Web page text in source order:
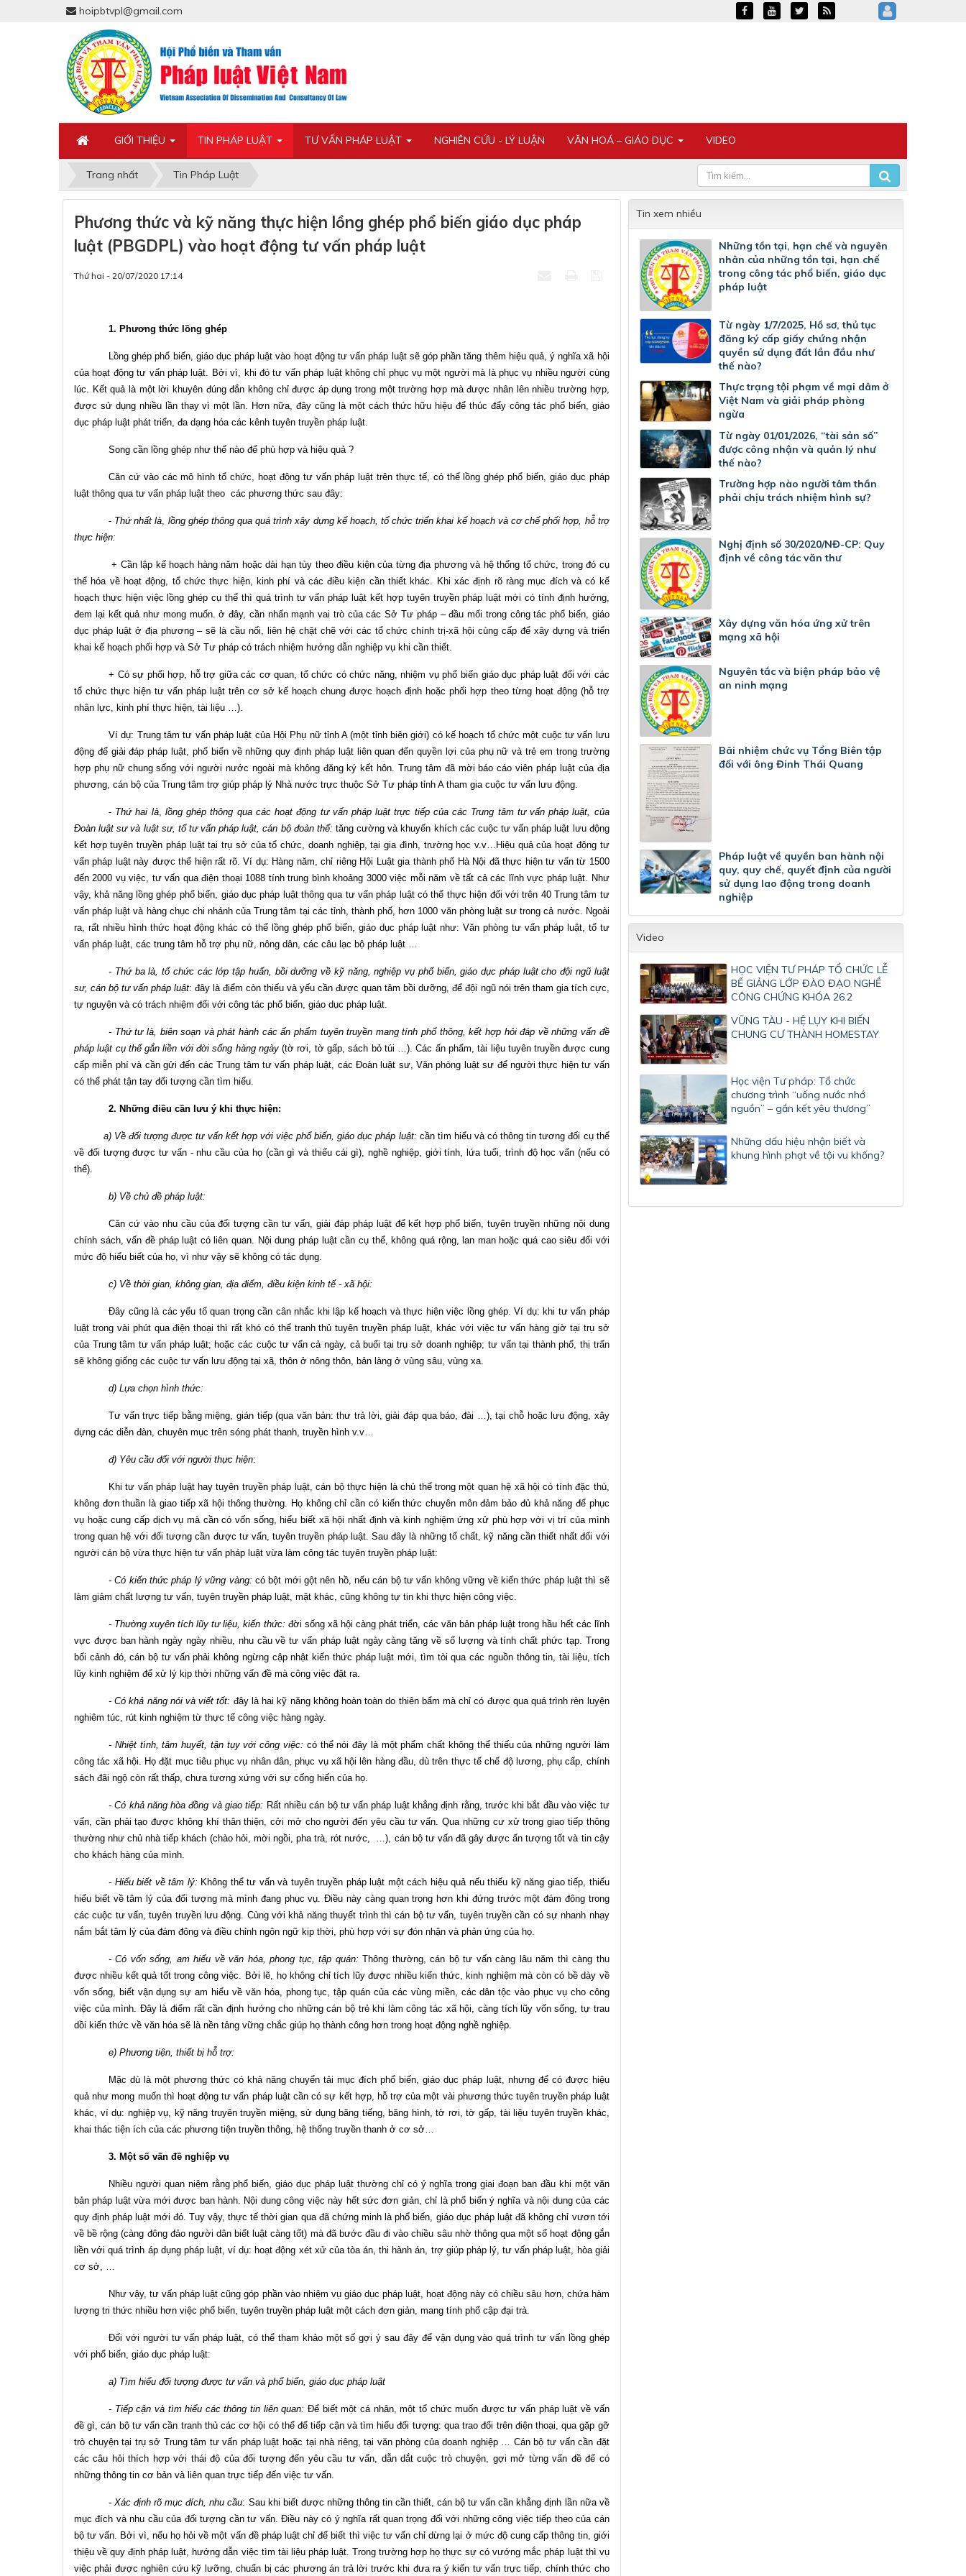
GIỚI THIỆU TIN PHÁP LUẬT TƯ VẤN PHÁP LUẬT NGHIÊN CỨU - LÝ LUẬN VĂN HOÁ – GIÁO DỤC VIDEO
hoipbtvpl@gmail.com
Trang nhất Tin Pháp Luật
Phương thức và kỹ năng thực hiện lồng ghép phổ biến giáo dục pháp
luật (PBGDPL) vào hoạt động tư vấn pháp luật
Thứ hai - 20/07/2020 17:14
1. Phương thức lồng ghép
Lồng ghép phổ biến, giáo dục pháp luật vào hoạt động tư vấn pháp luật sẽ góp phần tăng thêm hiệu quả, ý nghĩa xã hội
của hoạt động tư vấn pháp luật. Bởi vì, khi đó tư vấn pháp luật không chỉ phục vụ một người mà là phục vụ nhiều người cùng
lúc. Kết quả là một lời khuyên đúng đắn không chỉ được áp dụng trong một trường hợp mà được nhân lên nhiều trường hợp,
được sử dụng nhiều lần thay vì một lần. Hơn nữa, đây cũng là một cách thức hữu hiệu để thúc đẩy công tác phổ biến, giáo
dục pháp luật phát triển, đa dạng hóa các kênh tuyên truyền pháp luật.
Song cần lồng ghép như thế nào để phù hợp và hiệu quả ?
Căn cứ vào các mô hình tổ chức, hoạt động tư vấn pháp luật trên thực tế, có thể lồng ghép phổ biến, giáo dục pháp
luật thông qua tư vấn pháp luật theo các phương thức sau đây:
- Thứ nhất là, lồng ghép thông qua quá trình xây dựng kế hoạch, tổ chức triển khai kế hoạch và cơ chế phối hợp, hỗ trợ
thực hiện:
+ Cần lập kế hoạch hàng năm hoặc dài hạn tùy theo điều kiện của từng địa phương và hệ thống tổ chức, trong đó cụ
thể hóa về hoạt động, tổ chức thực hiện, kinh phí và các điều kiện cần thiết khác. Khi xác định rõ ràng mục đích và có kế
hoạch thực hiện việc lồng ghép cụ thể thì quá trình tư vấn pháp luật kết hợp tuyên truyền pháp luật mới có tính định hướng,
đem lại kết quả như mong muốn. ở đây, cần nhấn mạnh vai trò của các Sở Tư pháp – đầu mối trong công tác phổ biến, giáo
dục pháp luật ở địa phương – sẽ là cầu nối, liên hệ chặt chẽ với các tổ chức chính trị-xã hội cùng cấp để xây dựng và triển
khai kế hoạch phối hợp và Sở Tư pháp có trách nhiệm hướng dẫn nghiệp vụ khi cần thiết.
+ Có sự phối hợp, hỗ trợ giữa các cơ quan, tổ chức có chức năng, nhiệm vụ phổ biến giáo dục pháp luật đối với các
tổ chức thực hiện tư vấn pháp luật trên cơ sở kế hoạch chung được hoạch định hoặc phối hợp theo từng hoạt động (hỗ trợ
nhân lực, kinh phí thực hiện, tài liệu …).
Ví dụ: Trung tâm tư vấn pháp luật của Hội Phụ nữ tỉnh A (một tỉnh biên giới) có kế hoạch tổ chức một cuộc tư vấn lưu
động để giải đáp pháp luật, phổ biến về những quy định pháp luật liên quan đến quyền lợi của phụ nữ và trẻ em trong trường
hợp phụ nữ chung sống với người nước ngoài mà không đăng ký kết hôn. Trung tâm đã mời báo cáo viên pháp luật của địa
phương, cán bộ của Trung tâm trợ giúp pháp lý Nhà nước trực thuộc Sở Tư pháp tỉnh A tham gia cuộc tư vấn lưu động.
- Thứ hai là, lồng ghép thông qua các hoạt động tư vấn pháp luật trực tiếp của các Trung tâm tư vấn pháp luật, của
Đoàn luật sư và luật sư, tổ tư vấn pháp luật, cán bộ đoàn thể: tăng cường và khuyến khích các cuộc tư vấn pháp luật lưu động
kết hợp tuyên truyền pháp luật tại trụ sở của tổ chức, doanh nghiệp, tại gia đình, trường học v.v…Hiệu quả của hoạt động tư
vấn pháp luật này được thể hiện rất rõ. Ví dụ: Hàng năm, chỉ riêng Hội Luật gia thành phố Hà Nội đã thực hiện tư vấn từ 1500
đến 2000 vụ việc, tư vấn qua điện thoại 1088 tính trung bình khoảng 3000 việc mỗi năm về tất cả các lĩnh vực pháp luật. Như
vậy, khả năng lồng ghép phổ biến, giáo dục pháp luật thông qua tư vấn pháp luật có thể thực hiện đối với trên 40 Trung tâm tư
vấn pháp luật và hàng chục chi nhánh của Trung tâm tại các tỉnh, thành phố, hơn 1000 văn phòng luật sư trong cả nước. Ngoài
ra, rất nhiều hình thức hoạt động khác có thể lồng ghép phổ biến, giáo dục pháp luật như: Văn phòng tư vấn pháp luật, tổ tư
vấn pháp luật, các trung tâm hỗ trợ phụ nữ, nông dân, các câu lạc bộ pháp luật …
- Thứ ba là, tổ chức các lớp tập huấn, bồi dưỡng về kỹ năng, nghiệp vụ phổ biến, giáo dục pháp luật cho đội ngũ luật
sư, cán bộ tư vấn pháp luật: đây là điểm còn thiếu và yếu cần được quan tâm bồi dưỡng, để đội ngũ nói trên tham gia tích cực,
tự nguyện và có trách nhiệm đối với công tác phổ biến, giáo dục pháp luật.
- Thứ tư là, biên soạn và phát hành các ấn phẩm tuyên truyền mang tính phổ thông, kết hợp hỏi đáp về những vấn đề
pháp luật cụ thể gắn liền với đời sống hàng ngày(tờ rơi, tờ gấp, sách bỏ túi …). Các ấn phẩm, tài liệu tuyên truyền được cung
cấp miễn phí và cần gửi đến các Trung tâm tư vấn pháp luật, các Đoàn luật sư, Văn phòng luật sư để người thực hiện tư vấn
có thể phát tận tay đối tượng cần tìm hiểu.
2. Những điều cần lưu ý khi thực hiện:
a) Về đối tượng được tư vấn kết hợp với việc phổ biến, giáo dục pháp luật: cần tìm hiểu và có thông tin tương đối cụ thể
về đối tượng được tư vấn - nhu cầu của họ (cần gì và thiếu cái gì), nghề nghiệp, giới tính, lứa tuổi, trình độ học vấn (nếu có
thể).
b) Về chủ đề pháp luật:
Căn cứ vào nhu cầu của đối tượng cần tư vấn, giải đáp pháp luật để kết hợp phổ biến, tuyên truyền những nội dung
chính sách, vấn đề pháp luật có liên quan. Nội dung pháp luật cần cụ thể, không quá rộng, lan man hoặc quá cao siêu đối với
mức độ hiểu biết của họ, vì như vậy sẽ không có tác dụng.
c) Về thời gian, không gian, địa điểm, điều kiện kinh tế - xã hội:
Đây cũng là các yếu tố quan trọng cần cân nhắc khi lập kế hoạch và thực hiện việc lồng ghép. Ví dụ: khi tư vấn pháp
luật trong vài phút qua điện thoại thì rất khó có thể tranh thủ tuyên truyền pháp luật, khác với việc tư vấn hàng giờ tại trụ sở
của Trung tâm tư vấn pháp luật; hoặc các cuộc tư vấn cả ngày, cả buổi tại trụ sở doanh nghiệp; tư vấn tại thành phố, thị trấn
sẽ không giống các cuộc tư vấn lưu động tại xã, thôn ở nông thôn, bản làng ở vùng sâu, vùng xa.
d) Lựa chọn hình thức:
Tư vấn trực tiếp bằng miệng, gián tiếp (qua văn bản: thư trả lời, giải đáp qua báo, đài …), tại chỗ hoặc lưu động, xây
dựng các diễn đàn, chuyên mục trên sóng phát thanh, truyền hình v.v…
đ) Yêu cầu đối với người thực hiện:
Khi tư vấn pháp luật hay tuyên truyền pháp luật, cán bộ thực hiện là chủ thể trong một quan hệ xã hội có tính đặc thù,
không đơn thuần là giao tiếp xã hội thông thường. Họ không chỉ cần có kiến thức chuyên môn đảm bảo đủ khả năng để phục
vụ hoặc cung cấp dịch vụ mà cần có vốn sống, hiểu biết xã hội nhất định và kinh nghiệm ứng xử phù hợp với vị trí của mình
trong quan hệ với đối tượng cần được tư vấn, tuyên truyền pháp luật. Sau đây là những tố chất, kỹ năng cần thiết nhất đối với
người cán bộ vừa thực hiện tư vấn pháp luật vừa làm công tác tuyên truyền pháp luật:
- Có kiến thức pháp lý vững vàng: có bột mới gột nên hồ, nếu cán bộ tư vấn không vững về kiến thức pháp luật thì sẽ
làm giảm chất lượng tư vấn, tuyên truyền pháp luật, mặt khác, cũng không tự tin khi thực hiện công việc.
- Thường xuyên tích lũy tư liệu, kiến thức: đời sống xã hội càng phát triển, các văn bản pháp luật trong hầu hết các lĩnh
vực được ban hành ngày ngày nhiều, nhu cầu về tư vấn pháp luật ngày càng tăng về số lượng và tính chất phức tạp. Trong
bối cảnh đó, cán bộ tư vấn phải không ngừng cập nhật kiến thức pháp luật mới, tìm tòi qua các nguồn thông tin, tài liệu, tích
lũy kinh nghiệm để xử lý kịp thời những vấn đề mà công việc đặt ra.
- Có khả năng nói và viết tốt: đây là hai kỹ năng không hoàn toàn do thiên bẩm mà chỉ có được qua quá trình rèn luyện
nghiêm túc, rút kinh nghiệm từ thực tế công việc hàng ngày.
- Nhiệt tình, tâm huyết, tận tụy với công việc: có thể nói đây là một phẩm chất không thể thiếu của những người làm
công tác xã hội. Họ đặt mục tiêu phục vụ nhân dân, phục vụ xã hội lên hàng đầu, dù trên thực tế chế độ lương, phụ cấp, chính
sách đãi ngộ còn rất thấp, chưa tương xứng với sự cống hiến của họ.
- Có khả năng hòa đồng và giao tiếp: Rất nhiều cán bộ tư vấn pháp luật khẳng định rằng, trước khi bắt đầu vào việc tư
vấn, cần phải tạo được không khí thân thiện, cởi mở cho người đến yêu cầu tư vấn. Qua những cư xử trong giao tiếp thông
thường như chủ nhà tiếp khách (chào hỏi, mời ngồi, pha trà, rót nước, …), cán bộ tư vấn đã gây được ấn tượng tốt và tin cậy
cho khách hàng của mình.
- Hiểu biết về tâm lý: Không thể tư vấn và tuyên truyền pháp luật một cách hiệu quả nếu thiếu kỹ năng giao tiếp, thiếu
hiểu biết về tâm lý của đối tượng mà mình đang phục vụ. Điều này càng quan trọng hơn khi đứng trước một đám đông trong
các cuộc tư vấn, tuyên truyền lưu động. Cùng với khả năng thuyết trình thì cán bộ tư vấn, tuyên truyền cần có sự nhanh nhạy
nắm bắt tâm lý của đám đông và điều chỉnh ngôn ngữ kịp thời, phù hợp với sự đón nhận và phản ứng của họ.
- Có vốn sống, am hiểu về văn hóa, phong tục, tập quán: Thông thường, cán bộ tư vấn càng lâu năm thì càng thu
được nhiều kết quả tốt trong công việc. Bởi lẽ, họ không chỉ tích lũy được nhiều kiến thức, kinh nghiệm mà còn có bề dày về
vốn sống, biết vận dụng sự am hiểu về văn hóa, phong tục, tập quán của các vùng miền, các dân tộc vào phục vụ cho công
việc của mình. Đây là điểm rất cần định hướng cho những cán bộ trẻ khi làm công tác xã hội, càng tích lũy vốn sống, tự trau
dồi kiến thức về văn hóa sẽ là nền tảng vững chắc giúp họ thành công hơn trong hoạt động nghề nghiệp.
e) Phương tiện, thiết bị hỗ trợ:
Mặc dù là một phương thức có khả năng chuyển tải mục đích phổ biến, giáo dục pháp luật, nhưng để có được hiệu
quả như mong muốn thì hoạt động tư vấn pháp luật cần có sự kết hợp, hỗ trợ của một vài phương thức tuyên truyền pháp luật
khác, ví dụ: nghiệp vụ, kỹ năng truyên truyền miệng, sử dụng băng tiếng, băng hình, tờ rơi, tờ gấp, tài liệu tuyên truyền khác,
khai thác tiện ích của các phương tiện truyền thông, hệ thống truyền thanh ở cơ sở…
3. Một số vấn đề nghiệp vụ
Nhiều người quan niệm rằng phổ biến, giáo dục pháp luật thường chỉ có ý nghĩa trong giai đoạn ban đầu khi một văn
bản pháp luật vừa mới được ban hành. Nội dung công việc này hết sức đơn giản, chỉ là phổ biến ý nghĩa và nội dung của các
quy định pháp luật mới đó. Tuy vậy, thực tế thời gian qua đã chứng minh là phổ biến, giáo dục pháp luật đã không chỉ vươn tới
về bề rộng (càng đông đảo người dân biết luật càng tốt) mà đã bước đầu đi vào chiều sâu nhờ thông qua một số hoạt động gắn
liền với quá trình áp dụng pháp luật, ví dụ: hoạt động xét xử của tòa án, thi hành án, trợ giúp pháp lý, tư vấn pháp luật, hòa giải
cơ sở, …
Như vậy, tư vấn pháp luật cũng góp phần vào nhiệm vụ giáo dục pháp luật, hoạt động này có chiều sâu hơn, chứa hàm
lượng tri thức nhiều hơn việc phổ biến, tuyên truyền pháp luật một cách đơn giản, mang tính phổ cập đại trà.
Đối với người tư vấn pháp luật, có thể tham khảo một số gợi ý sau đây để vận dụng vào quá trình tư vấn lồng ghép
với phổ biến, giáo dục pháp luật:
a) Tìm hiểu đối tượng được tư vấn và phổ biến, giáo dục pháp luật
- Tiếp cận và tìm hiểu các thông tin liên quan: Để biết một cá nhân, một tổ chức muốn được tư vấn pháp luật về vấn
đề gì, cán bộ tư vấn cần tranh thủ các cơ hội có thể để tiếp cận và tìm hiểu đối tượng: qua trao đổi trên điện thoại, qua gặp gỡ
trò chuyện tại trụ sở Trung tâm tư vấn pháp luật hoặc tại nhà riêng, tại văn phòng của doanh nghiệp … Cán bộ tư vấn cần đặt
các câu hỏi thích hợp với thái độ của đối tượng đến yêu cầu tư vấn, dẫn dắt cuộc trò chuyện, gợi mở từng vấn đề để có
những thông tin cơ bản và liên quan trực tiếp đến việc tư vấn.
- Xác định rõ mục đích, nhu cầu: Sau khi biết được những thông tin cần thiết, cán bộ tư vấn cần khẳng định lần nữa về
mục đích và nhu cầu của đối tượng cần tư vấn. Điều này có ý nghĩa rất quan trọng đối với những công việc tiếp theo của cán
bộ tư vấn. Bởi vì, nếu họ hỏi về một vấn đề pháp luật chỉ để biết thì việc tư vấn chỉ dừng lại ở mức độ cung cấp thông tin, giới
thiệu về quy định pháp luật, hướng dẫn việc tìm tài liệu pháp luật. Trong trường hợp họ thực sự có vướng mắc pháp luật thì vụ
việc phải được nghiên cứu kỹ lưỡng, chuẩn bị các phương án trả lời trước khi đưa ra ý kiến tư vấn trực tiếp, chính thức cho
Tin xem nhiều
Những tồn tại, hạn chế và nguyên
nhân của những tồn tại, hạn chế
trong công tác phổ biến, giáo dục
pháp luật
Từ ngày 1/7/2025, Hồ sơ, thủ tục
đăng ký cấp giấy chứng nhận
quyền sử dụng đất lần đầu như
thế nào?
Thực trạng tội phạm về mại dâm ở
Việt Nam và giải pháp phòng
ngừa
Từ ngày 01/01/2026, “tài sản số”
được công nhận và quản lý như
thế nào?
Trường hợp nào người tâm thần
phải chịu trách nhiệm hình sự?
Nghị định số 30/2020/NĐ-CP: Quy
định về công tác văn thư
Xây dựng văn hóa ứng xử trên
mạng xã hội
Nguyên tắc và biện pháp bảo vệ
an ninh mạng
Bãi nhiệm chức vụ Tổng Biên tập
đối với ông Đinh Thái Quang
Pháp luật về quyền ban hành nội
quy, quy chế, quyết định của người
sử dụng lao động trong doanh
nghiệp
Video
HỌC VIỆN TƯ PHÁP TỔ CHỨC LỄ
BẾ GIẢNG LỚP ĐÀO ĐẠO NGHỀ
CÔNG CHỨNG KHÓA 26.2
VŨNG TÀU - HỆ LỤY KHI BIẾN
CHUNG CƯ THÀNH HOMESTAY
Học viện Tư pháp: Tổ chức
chương trình “uống nước nhớ
nguồn” – gắn kết yêu thương”
Những dấu hiệu nhận biết và
khung hình phạt về tội vu khống?